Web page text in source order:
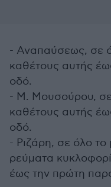
- Αναπαύσεως, σε
καθέτους αυτής
οδό.
- Μ. Μουσούρου, σε
καθέτους αυτής
οδό.
- Ριζάρη, σε όλο το
ρεύματα
έως την πρώτη